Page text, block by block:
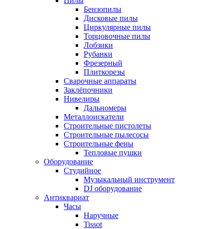
Бензопилы
Дисковые пилы
Циркулярные пилы
Торцовочные пилы
Лобзики
Рубанки
Фрезерный
Плиткорезы
Сварочные аппараты
Заклёпочники
Нивелиры
Дальномеры
Металлоискатели
Строительные пистолеты
Строительные пылесосы
Строительные фены
Тепловые пушки
Оборудование
Студийное
Музыкальный инструмент
DJ оборудование
Антиквариат
Часы
Наручные
Tissot